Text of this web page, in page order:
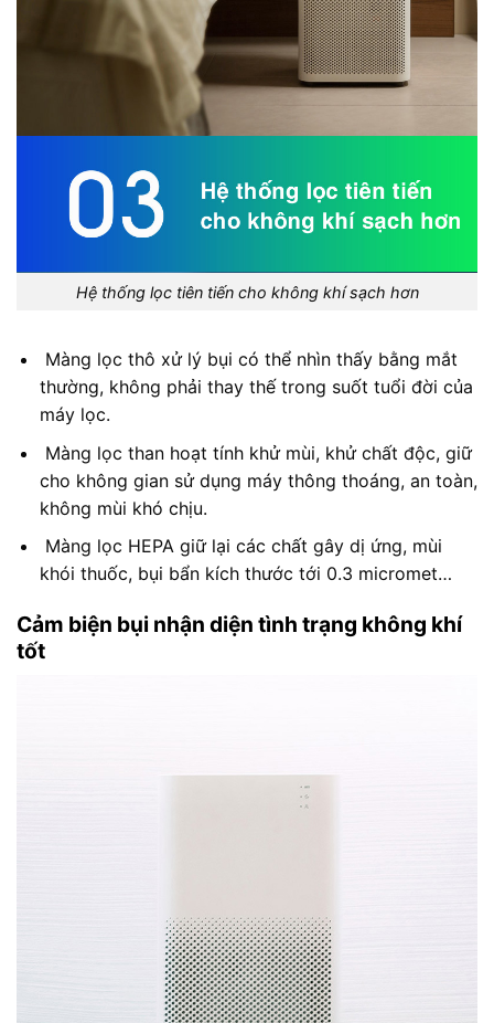
Hệ thống lọc tiên tiến cho không khí sạch hơn
Màng lọc thô xử lý bụi có thể nhìn thấy bằng mắt
thường, không phải thay thế trong suốt tuổi đời của
máy lọc.
Màng lọc than hoạt tính khử mùi, khử chất độc, giữ
cho không gian sử dụng máy thông thoáng, an toàn,
không mùi khó chịu.
Màng lọc HEPA giữ lại các chất gây dị ứng, mùi
khói thuốc, bụi bẩn kích thước tới 0.3 micromet…
Cảm biện bụi nhận diện tình trạng không khí
tốt